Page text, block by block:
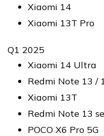
Xiaomi 14
Xiaomi 13T Pro
Q1 2025
Xiaomi 14 Ultra
Redmi Note 13 /
Xiaomi 13T
Redmi Note 13
POCO X6 Pro 5G